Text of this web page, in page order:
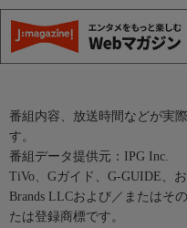
番組内容、放送時間などが実
す。
番組データ提供元：IPG Inc.
TiVo、Gガイド、G-GUIDE、
Brands LLCおよび／またはそ
たは登録商標です。